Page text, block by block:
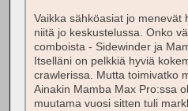
Vaikka sähköasiat jo menevät
niitä jo keskustelussa. Onko
comboista - Sidewinder ja
Itselläni on pelkkiä hyviä
crawlerissa. Mutta toimivatko
Ainakin Mamba Max Pro:ssa
muutama vuosi sitten tuli